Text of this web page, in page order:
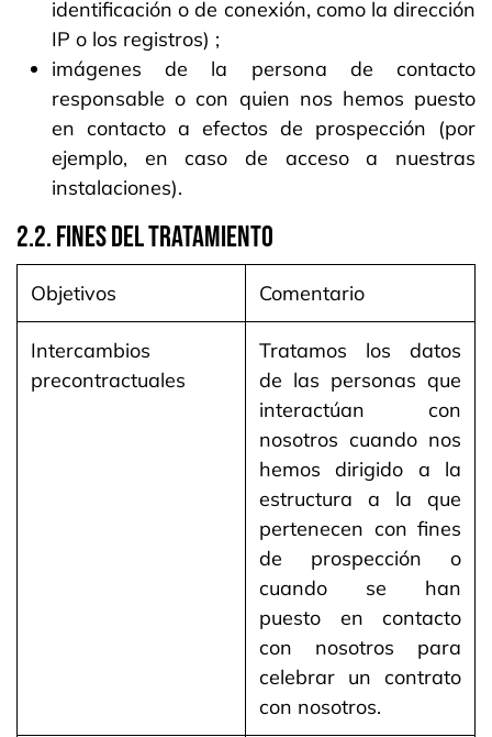
identificación o de conexión, como la dirección
IP o los registros) ;
imágenes de la persona de contacto
responsable o con quien nos hemos puesto
en contacto a efectos de prospección (por
ejemplo, en caso de acceso a nuestras
instalaciones).
2.2. FINES DEL TRATAMIENTO
Objetivos Comentario
Intercambios
precontractuales
Tratamos los datos
de las personas que
interactúan con
nosotros cuando nos
hemos dirigido a la
estructura a la que
pertenecen con fines
de prospección o
cuando se han
puesto en contacto
con nosotros para
celebrar un contrato
con nosotros.